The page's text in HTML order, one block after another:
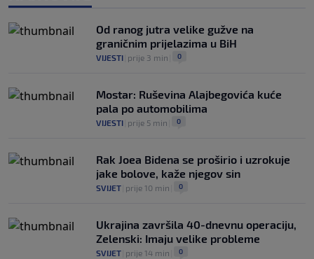
pijuni"
KOŠARKA |8. aug. 0
Od ranog jutra velike gužve na
graničnim prijelazima u BiH
VIJESTI prije 3 min 0
Mostar: Ruševina Alajbegovića kuće
pala po automobilima
VIJESTI prije 5 min 0
Rak Joea Bidena se proširio i uzrokuje
jake bolove, kaže njegov sin
SVIJET prije 10 min 0
Ukrajina završila 40-dnevnu operaciju,
Zelenski: Imaju velike probleme
SVIJET prije 14 min 0